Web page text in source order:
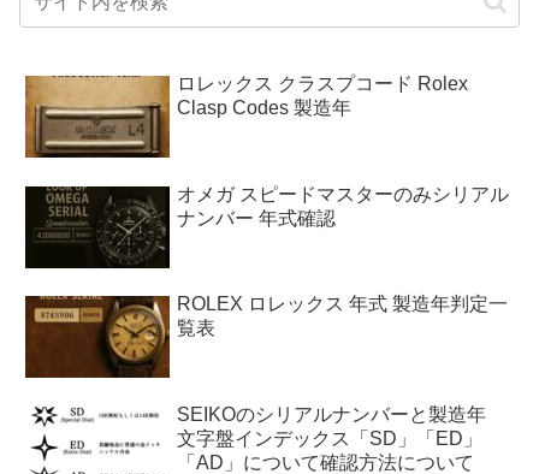
ロレックス クラスプコード Rolex
Clasp Codes 製造年
オメガ スピードマスターのみシリアル
ナンバー 年式確認
ROLEX ロレックス 年式 製造年判定一
覧表
SEIKOのシリアルナンバーと製造年
文字盤インデックス「SD」「ED」
「AD」について確認方法について